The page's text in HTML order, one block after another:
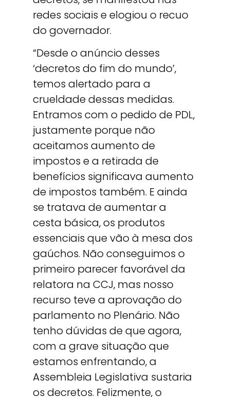
redes sociais e elogiou o recuo
do governador.
“Desde o anúncio desses
‘decretos do fim do mundo’,
temos alertado para a
crueldade dessas medidas.
Entramos com o pedido de PDL,
justamente porque não
aceitamos aumento de
impostos e a retirada de
benefícios significava aumento
de impostos também. E ainda
se tratava de aumentar a
cesta básica, os produtos
essenciais que vão à mesa dos
gaúchos. Não conseguimos o
primeiro parecer favorável da
relatora na CCJ, mas nosso
recurso teve a aprovação do
parlamento no Plenário. Não
tenho dúvidas de que agora,
com a grave situação que
estamos enfrentando, a
Assembleia Legislativa sustaria
os decretos. Felizmente, o